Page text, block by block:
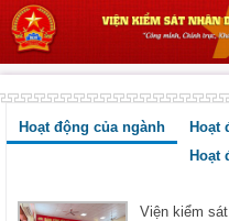
Hoạt động của ngành
Hoạt
Hoạt
Viện kiểm